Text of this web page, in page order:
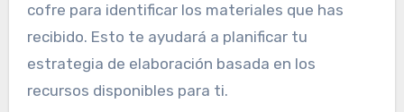
cofre para identificar los materiales que has
recibido. Esto te ayudará a planificar tu
estrategia de elaboración basada en los
recursos disponibles para ti.